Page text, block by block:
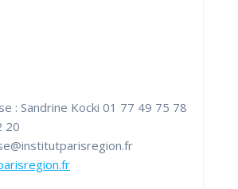
: Sandrine Kocki 01 77 49 75 78
20